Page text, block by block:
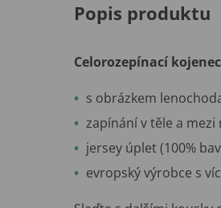
Popis produktu
Celorozepínací
s obrázkem
zapínání v těle a
jersey úplet (100%
evropský výrobce s